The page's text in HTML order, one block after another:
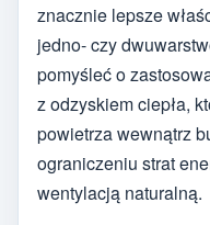
znacznie lepsze
jedno- czy
pomyśleć o
z odzyskiem ciepła,
powietrza wewnątrz
ograniczeniu strat
wentylacją naturalną.